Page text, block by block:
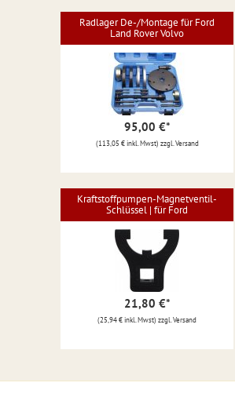
Radlager De-/Montage für Ford
Land Rover Volvo
95,00 €*
(113,05 € inkl. Mwst) zzgl. Versand
Kraftstoffpumpen-Magnetventil-
Schlüssel | für Ford
21,80 €*
(25,94 € inkl. Mwst) zzgl. Versand